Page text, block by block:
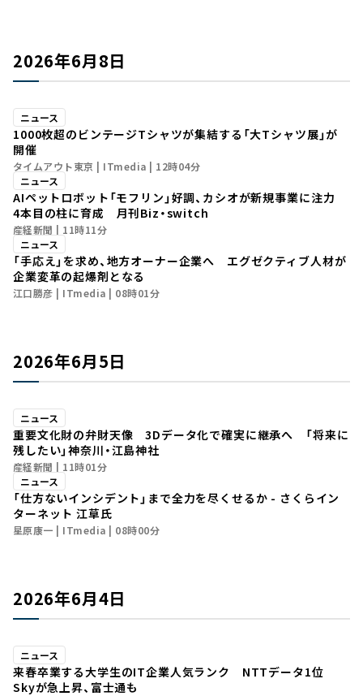
2026年6月8日
ニュース
1000枚超のビンテージTシャツが集結する「大Tシャツ展」が
開催
タイムアウト東京 ITmedia
12時04分
ニュース
AIペットロボット「モフリン」好調、カシオが新規事業に注力
4本目の柱に育成 月刊Biz・switch
産経新聞
11時11分
ニュース
「手応え」を求め、地方オーナー企業へ エグゼクティブ人材が
企業変革の起爆剤となる
江口勝彦 ITmedia 08時01分
2026年6月5日
ニュース
重要文化財の弁財天像 3Dデータ化で確実に継承へ 「将来に
残したい」神奈川・江島神社
産経新聞
11時01分
ニュース
「仕方ないインシデント」まで全力を尽くせるか - さくらイン
ターネット 江草氏
星原康一 ITmedia 08時00分
2026年6月4日
ニュース
来春卒業する大学生のIT企業人気ランク NTTデータ1位
Skyが急上昇、富士通も